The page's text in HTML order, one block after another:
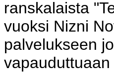
ranskalaista
vuoksi Nizni
palvelukseen